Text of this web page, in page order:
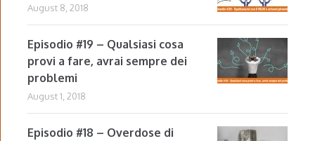
August 8, 2018
Episodio #19 – Qualsiasi cosa
provi a fare, avrai sempre dei
problemi
August 1, 2018
Episodio #18 – Overdose di